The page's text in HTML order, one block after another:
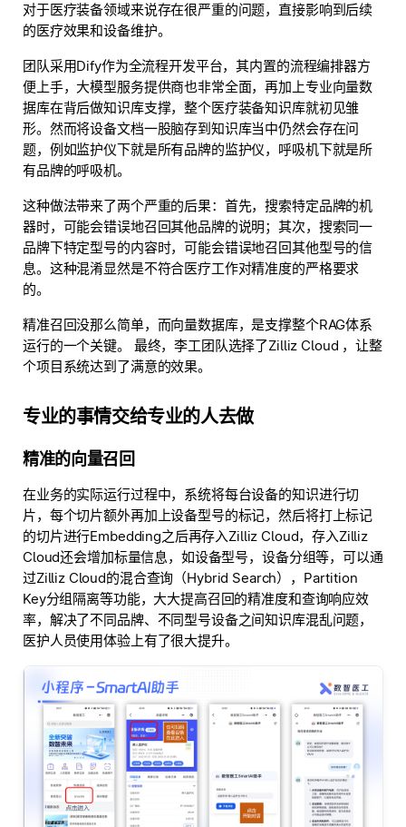
对于医疗装备领域来说存在很严重的问题，直接影响到后续
的医疗效果和设备维护。
团队采用Dify作为全流程开发平台，其内置的流程编排器方
便上手，大模型服务提供商也非常全面，再加上专业向量数
据库在背后做知识库支撑，整个医疗装备知识库就初见雏
形。然而将设备文档一股脑存到知识库当中仍然会存在问
题，例如监护仪下就是所有品牌的监护仪，呼吸机下就是所
有品牌的呼吸机。
这种做法带来了两个严重的后果：首先，搜索特定品牌的机
器时，可能会错误地召回其他品牌的说明；其次，搜索同一
品牌下特定型号的内容时，可能会错误地召回其他型号的信
息。这种混淆显然是不符合医疗工作对精准度的严格要求
的。
精准召回没那么简单，而向量数据库，是支撑整个RAG体系
运行的一个关键。 最终，李工团队选择了Zilliz Cloud ，让整
个项目系统达到了满意的效果。
专业的事情交给专业的人去做
精准的向量召回
在业务的实际运行过程中，系统将每台设备的知识进行切
片，每个切片额外再加上设备型号的标记，然后将打上标记
的切片进行Embedding之后再存入Zilliz Cloud，存入Zilliz
Cloud还会增加标量信息，如设备型号，设备分组等，可以通
过Zilliz Cloud的混合查询（Hybrid Search），Partition
Key分组隔离等功能，大大提高召回的精准度和查询响应效
率，解决了不同品牌、不同型号设备之间知识库混乱问题，
医护人员使用体验上有了很大提升。